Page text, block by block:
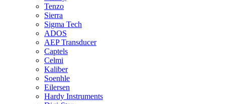
Tenzo
Sierra
Sigma Tech
ADOS
AEP Transducer
Captels
Celmi
Kaliber
Soenhle
Eilersen
Hardy Instruments